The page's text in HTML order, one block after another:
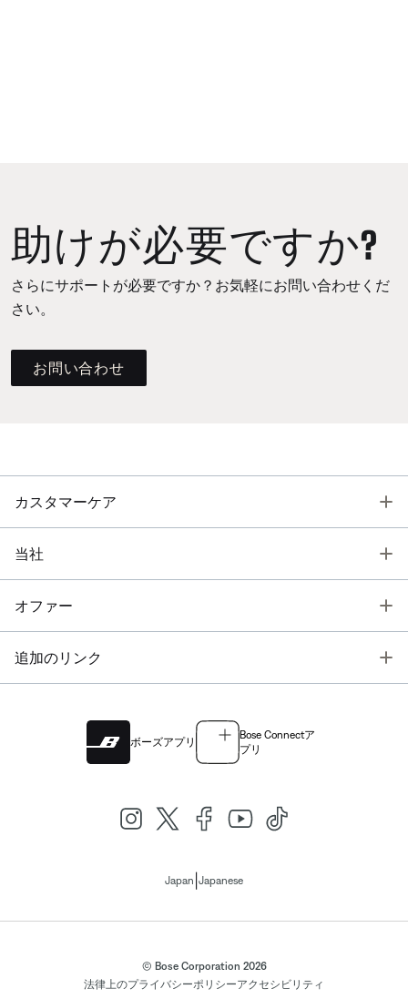
助けが必要ですか?
さらにサポートが必要ですか？お気軽にお問い合わせくだ
さい。
お問い合わせ
カスタマーケア
当社
オファー
追加のリンク
ボーズアプリ
Bose Connectア
プリ
Japan Japanese
© Bose Corporation 2026
法律上のプライバシーポリシーアクセシビリティ